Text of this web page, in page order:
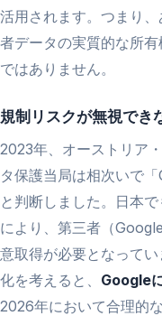
活用されます。つまり
者データの実質的な所
ではありません。
規制リスクが無視でき
2023年、オーストリア
タ保護当局は相次いで
と判断しました。日本
により、第三者（
意取得が必要となって
化を考えると、 Google
2026年において合理的な